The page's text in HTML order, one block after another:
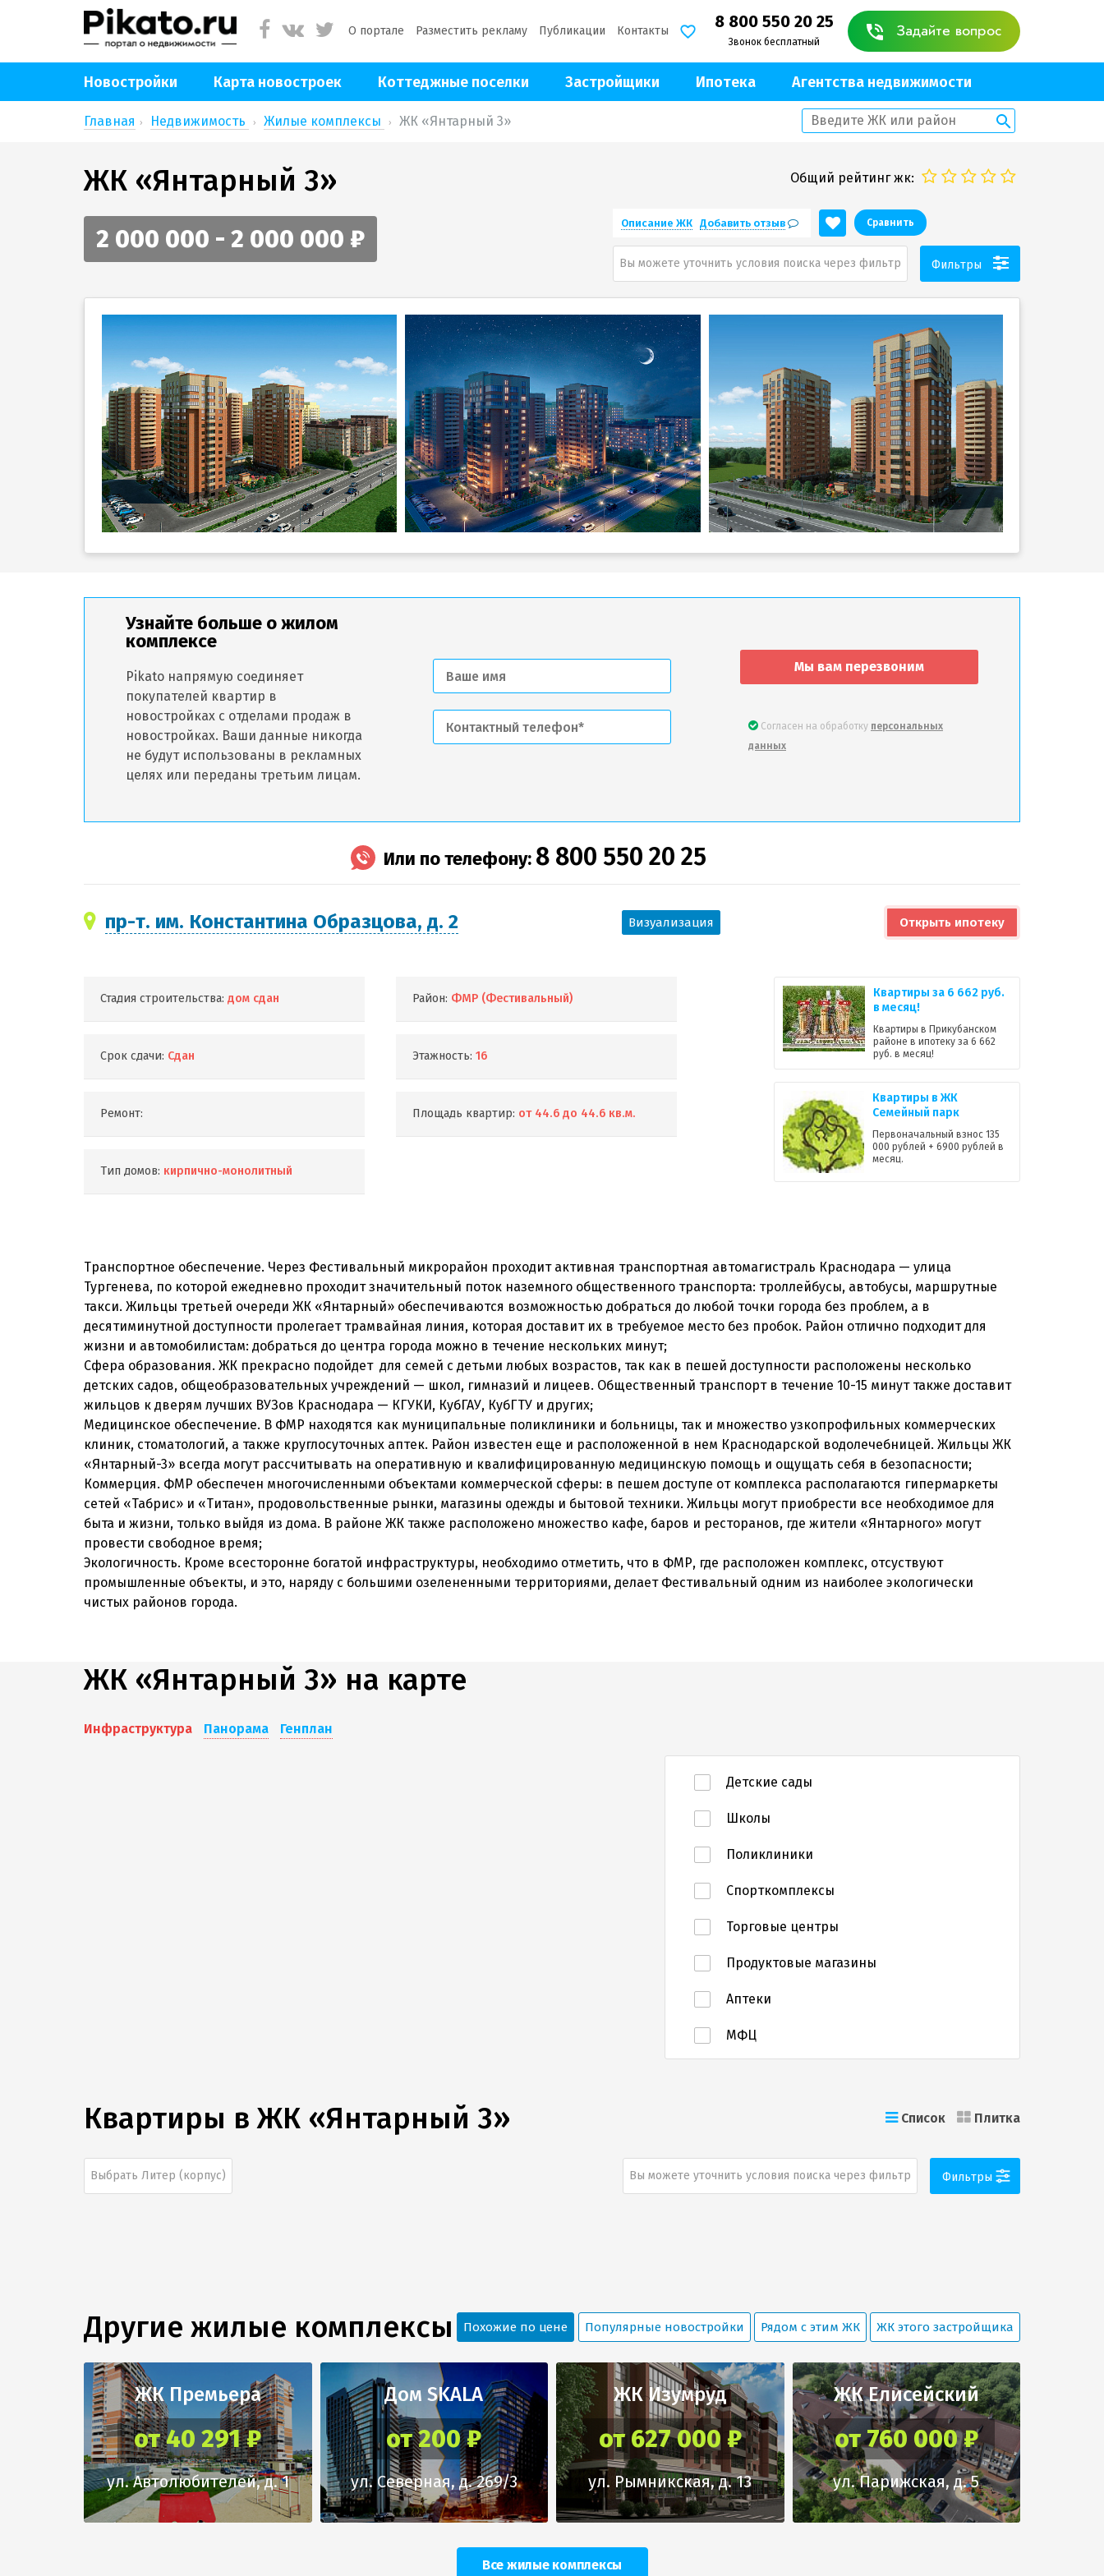
О портале Разместить рекламу Публикации Контакты 8 800 550 20 25
Звонок бесплатный
Задайте вопрос
Новостройки Карта новостроек Коттеджные поселки Застройщики Ипотека Агентства недвижимости
Главная Недвижимость Жилые комплексы ЖК «Янтарный 3»
ЖК «Янтарный 3»
2 000 000 - 2 000 000 ₽
Общий рейтинг жк:
Описание ЖК Добавить отзыв Сравнить
Вы можете уточнить условия поиска через фильтр Фильтры
Узнайте больше о жилом
комплексе
Pikato напрямую соединяет
покупателей квартир в
новостройках с отделами продаж в
новостройках. Ваши данные никогда
не будут использованы в рекламных
целях или переданы третьим лицам.
Мы вам перезвоним
Согласен на обработку персональных
данных
Или по телефону: 8 800 550 20 25
пр-т. им. Константина Образцова, д. 2 Визуализация Открыть ипотеку
Стадия строительства: дом сдан
Срок сдачи: Сдан
Ремонт:
Тип домов: кирпично-монолитный
Район: ФМР (Фестивальный)
Этажность: 16
Площадь квартир: от 44.6 до 44.6 кв.м.
Квартиры за 6 662 руб.
в месяц!
Квартиры в Прикубанском
районе в ипотеку за 6 662
руб. в месяц!
Квартиры в ЖК
Семейный парк
Первоначальный взнос 135
000 рублей + 6900 рублей в
месяц.
Транспортное обеспечение. Через Фестивальный микрорайон проходит активная транспортная автомагистраль Краснодара — улица
Тургенева, по которой ежедневно проходит значительный поток наземного общественного транспорта: троллейбусы, автобусы, маршрутные
такси. Жильцы третьей очереди ЖК «Янтарный» обеспечиваются возможностью добраться до любой точки города без проблем, а в
десятиминутной доступности пролегает трамвайная линия, которая доставит их в требуемое место без пробок. Район отлично подходит для
жизни и автомобилистам: добраться до центра города можно в течение нескольких минут;
Сфера образования. ЖК прекрасно подойдет для семей с детьми любых возрастов, так как в пешей доступности расположены несколько
детских садов, общеобразовательных учреждений — школ, гимназий и лицеев. Общественный транспорт в течение 10-15 минут также доставит
жильцов к дверям лучших ВУЗов Краснодара — КГУКИ, КубГАУ, КубГТУ и других;
Медицинское обеспечение. В ФМР находятся как муниципальные поликлиники и больницы, так и множество узкопрофильных коммерческих
клиник, стоматологий, а также круглосуточных аптек. Район известен еще и расположенной в нем Краснодарской водолечебницей. Жильцы ЖК
«Янтарный-3» всегда могут рассчитывать на оперативную и квалифицированную медицинскую помощь и ощущать себя в безопасности;
Коммерция. ФМР обеспечен многочисленными объектами коммерческой сферы: в пешем доступе от комплекса располагаются гипермаркеты
сетей «Табрис» и «Титан», продовольственные рынки, магазины одежды и бытовой техники. Жильцы могут приобрести все необходимое для
быта и жизни, только выйдя из дома. В районе ЖК также расположено множество кафе, баров и ресторанов, где жители «Янтарного» могут
провести свободное время;
Экологичность. Кроме всесторонне богатой инфраструктуры, необходимо отметить, что в ФМР, где расположен комплекс, отсуствуют
промышленные объекты, и это, наряду с большими озелененными территориями, делает Фестивальный одним из наиболее экологически
чистых районов города.
ЖК «Янтарный 3» на карте
Инфраструктура Панорама Генплан
Детские сады
Школы
Поликлиники
Спорткомплексы
Торговые центры
Продуктовые магазины
Аптеки
МФЦ
Квартиры вЖК «Янтарный 3» Список Плитка
Выбрать Литер (корпус) Вы можете уточнить условия поиска через фильтр Фильтры
Другие жилые комплексы Похожие по цене Популярные новостройки Рядом с этим ЖК ЖК этого застройщика
ЖК Премьера
от 40 291 ₽
ул. Автолюбителей, д. 1
Дом SKALA
от 200 ₽
ул. Северная, д. 269/3
ЖК Изумруд
от 627 000 ₽
ул. Рымникская, д. 13
ЖК Елисейский
от 760 000 ₽
ул. Парижская, д. 5
Все жилые комплексы